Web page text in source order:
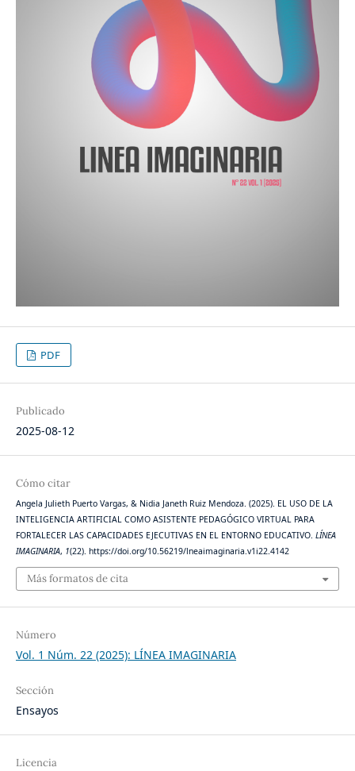
PDF
Publicado
2025-08-12
Cómo citar
Angela Julieth Puerto Vargas, & Nidia Janeth Ruiz Mendoza. (2025). EL USO DE LA
INTELIGENCIA ARTIFICIAL COMO ASISTENTE PEDAGÓGICO VIRTUAL PARA
FORTALECER LAS CAPACIDADES EJECUTIVAS EN EL ENTORNO EDUCATIVO. LÍNEA
IMAGINARIA, 1(22). https://doi.org/10.56219/lneaimaginaria.v1i22.4142
Más formatos de cita
Número
Vol. 1 Núm. 22 (2025): LÍNEA IMAGINARIA
Sección
Ensayos
Licencia